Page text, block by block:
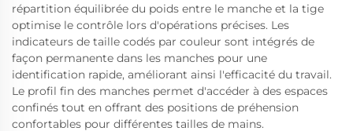
répartition équilibrée du poids entre le manche et la tige
optimise le contrôle lors d'opérations précises. Les
indicateurs de taille codés par couleur sont intégrés de
façon permanente dans les manches pour une
identification rapide, améliorant ainsi l'efficacité du travail.
Le profil fin des manches permet d'accéder à des espaces
confinés tout en offrant des positions de préhension
confortables pour différentes tailles de mains.